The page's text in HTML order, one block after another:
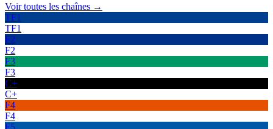
Voir toutes les chaînes →
TF1
TF1
F2
F2
F3
F3
C+
C+
F4
F4
F5